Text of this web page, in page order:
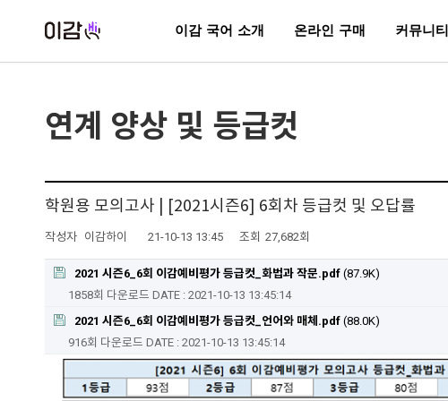
이감 국어 소개 온라인 구매 커뮤니티
연계 양상 및 등급컷
학원용 모의고사 | [2021시즌6] 6회차 등급컷 및 오답률
작성자 이감하이 21-10-13 13:45 조회 27,682회
2021 시즌6_6회 이감예비평가 등급컷_화법과 작문.pdf (87.9K)
1858회 다운로드 DATE : 2021-10-13 13:45:14
2021 시즌6_6회 이감예비평가 등급컷_언어와 매체.pdf (88.0K)
916회 다운로드 DATE : 2021-10-13 13:45:14